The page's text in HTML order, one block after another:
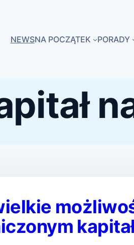
NEWSNA POCZĄTEK PORADY